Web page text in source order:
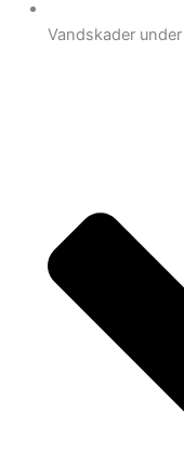
Vandskader